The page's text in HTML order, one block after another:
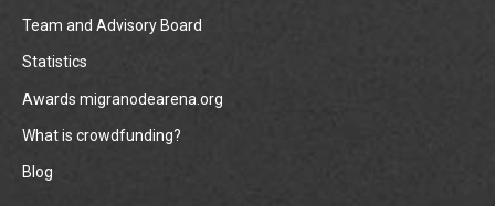
Team and Advisory Board
Statistics
Awards migranodearena.org
What is crowdfunding?
Blog